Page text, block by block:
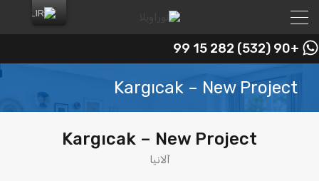
+90 (532) 282 15 99
Kargıcak – New Project
Kargıcak – New Project
آلانیا